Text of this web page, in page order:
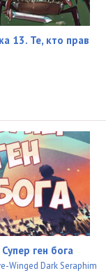
13. Те, кто прав
Супер ген бога
Winged Dark Seraphim